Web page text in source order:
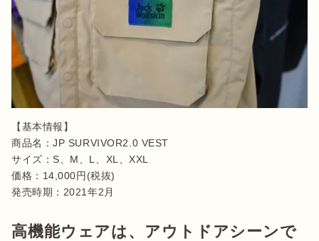
【基本情報】
商品名：JP SURVIVOR2.0 VEST
サイズ：S、M、L、XL、XXL
価格：14,000円(税抜)
発売時期：2021年2月
高機能ウェアは、アウトドアシーンで